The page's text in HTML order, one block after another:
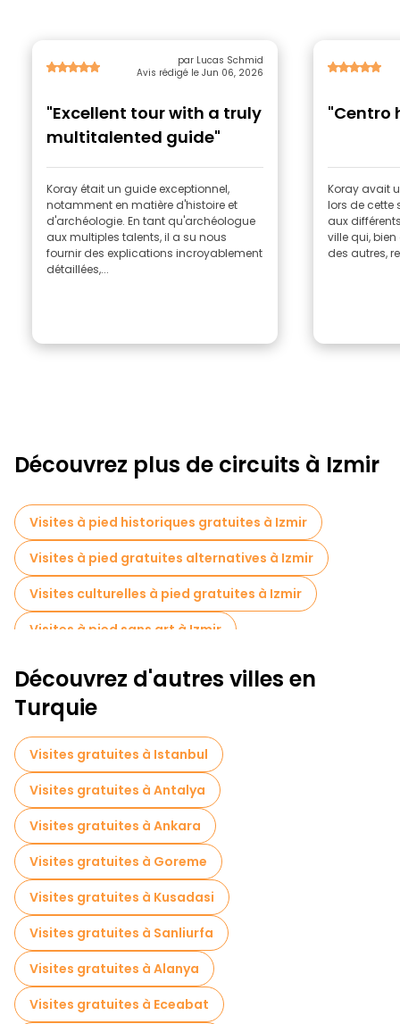
par Lucas Schmid
Avis rédigé le Jun 06, 2026
"Excellent tour with a truly
multitalented guide"
Koray était un guide exceptionnel,
notamment en matière d'histoire et
d'archéologie. En tant qu'archéologue
aux multiples talents, il a su nous
fournir des explications incroyablement
détaillées,...
"Centro
Koray avait
lors de cette
aux
ville qui,
des autres,
Découvrez plus de circuits à Izmir
Visites à pied historiques gratuites à Izmir
Visites à pied gratuites alternatives à Izmir
Visites culturelles à pied gratuites à Izmir
Visites à pied sans art à Izmir
Visites à pied gratuites pour les familles à Izmir
Visites de dégustation locales à Izmir
Excursions d'une journée gratuites à Izmir
Tours à vélo à Izmir
Visites gastronomiques à Izmir
Visites gratuites à proximité Temple of Hadrian
Visites gratuites à proximité Library of Celsus
Visites gratuites à proximité Ephesus Ancient City
Découvrez d'autres villes en
Turquie
Visites gratuites à Istanbul
Visites gratuites à Antalya
Visites gratuites à Ankara
Visites gratuites à Goreme
Visites gratuites à Kusadasi
Visites gratuites à Sanliurfa
Visites gratuites à Alanya
Visites gratuites à Eceabat